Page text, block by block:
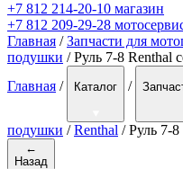
+7 812 214-20-10 магазин
+7 812 209-29-28
Главная /Запчасти для
подушки / Руль 7-8 Renthal
Главная / Каталог /
подушки / Renthal / Руль 7-
←
Назад